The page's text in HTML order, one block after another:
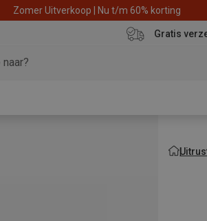
Zomer Uitverkoop | Nu t/m 60% korting
Gratis